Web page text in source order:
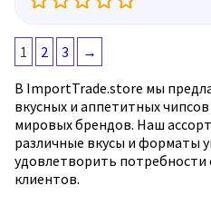
1 2 3
→
В ImportTrade.store мы
вкусных и аппетитных
мировых брендов. Наш
различные вкусы и форматы
удовлетворить потребности
клиентов.